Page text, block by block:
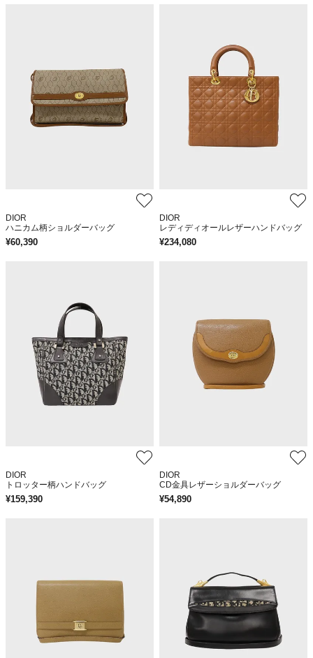
DIOR
ハニカム柄ショルダーバッグ
¥60,390
DIOR
レディディオールレザーハンドバッグ
¥234,080
DIOR
トロッター柄ハンドバッグ
¥159,390
DIOR
CD金具レザーショルダーバッグ
¥54,890